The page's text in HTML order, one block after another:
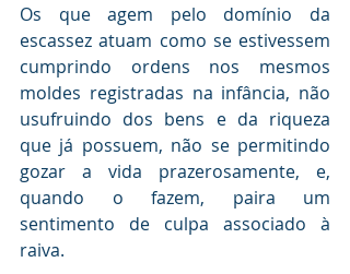
Os que agem pelo domínio da
escassez atuam como se estivessem
cumprindo ordens nos mesmos
moldes registradas na infância, não
usufruindo dos bens e da riqueza
que já possuem, não se permitindo
gozar a vida prazerosamente, e,
quando o fazem, paira um
sentimento de culpa associado à
raiva.